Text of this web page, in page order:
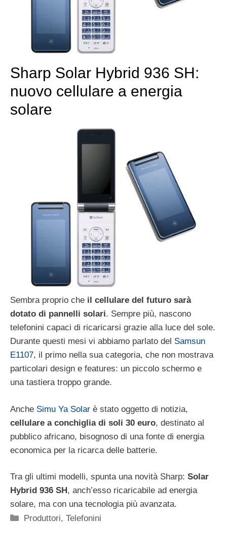
Sharp Solar Hybrid 936 SH:
nuovo cellulare a energia
solare
Sembra proprio che il cellulare del futuro sarà
dotato di pannelli solari. Sempre più, nascono
telefonini capaci di ricaricarsi grazie alla luce del sole.
Durante questi mesi vi abbiamo parlato del Samsun
E1107, il primo nella sua categoria, che non mostrava
particolari design e features: un piccolo schermo e
una tastiera troppo grande.
Anche Simu Ya Solar è stato oggetto di notizia,
cellulare a conchiglia di soli 30 euro, destinato al
pubblico africano, bisognoso di una fonte di energia
economica per la ricarca delle batterie.
Tra gli ultimi modelli, spunta una novità Sharp: Solar
Hybrid 936 SH, anch’esso ricaricabile ad energia
solare, ma con una tecnologia più avanzata.
Categorie
Produttori,Telefonini